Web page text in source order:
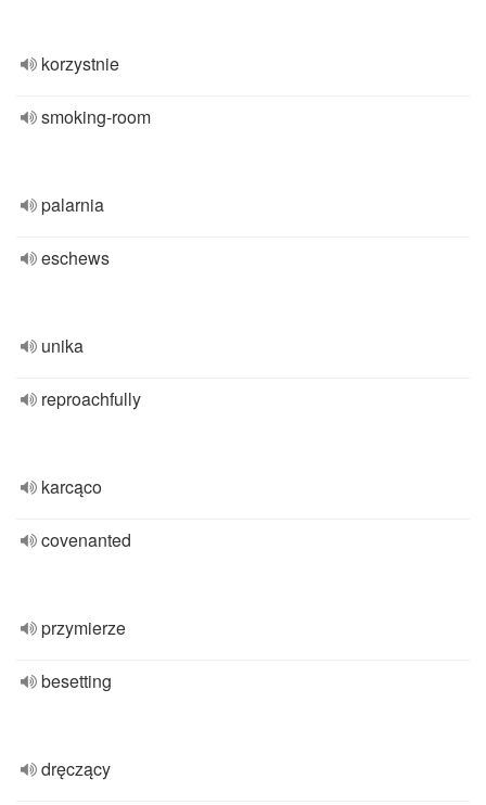
korzystnie
smoking-room
palarnia
eschews
unika
reproachfully
karcąco
covenanted
przymierze
besetting
dręczący